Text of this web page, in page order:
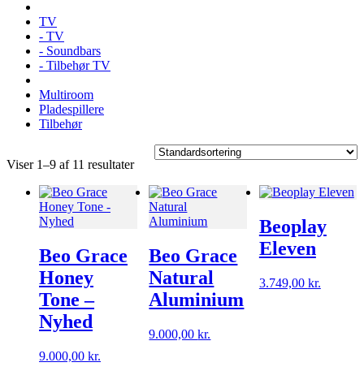
TV
- TV
- Soundbars
- Tilbehør TV
Multiroom
Pladespillere
Tilbehør
Viser 1–9 af 11 resultater
Beo Grace
Honey
Tone –
Nyhed
9.000,00 kr.
Beo Grace
Natural
Aluminium
9.000,00kr.
Beoplay
Eleven
3.749,00 kr.